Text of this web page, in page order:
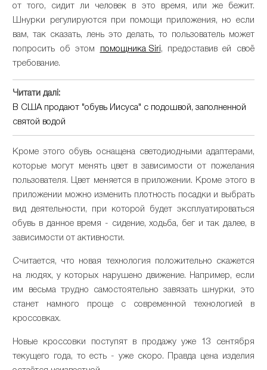
от того, сидит ли человек в это время, или же бежит.
Шнурки регулируются при помощи приложения, но если
вам, так сказать, лень это делать, то пользователь может
попросить об этом
помощника Siri, предоставив ей своё
требование.
Читати далі:
В США продают "обувь Иисуса" с подошвой, заполненной
святой водой
Кроме этого обувь оснащена светодиодными адаптерами,
которые могут менять цвет в зависимости от пожелания
пользователя. Цвет меняется в приложении. Кроме этого в
приложении можно изменить плотность посадки и выбрать
вид деятельности, при которой будет эксплуатироваться
обувь в данное время - сидение, ходьба, бег и так далее, в
зависимости от активности.
Считается, что новая технология положительно скажется
на людях, у которых нарушено движение. Например, если
им весьма трудно самостоятельно завязать шнурки, это
станет намного проще с современной технологией в
кроссовках.
Новые кроссовки поступят в продажу уже 13 сентября
текущего года, то есть - уже скоро. Правда цена изделия